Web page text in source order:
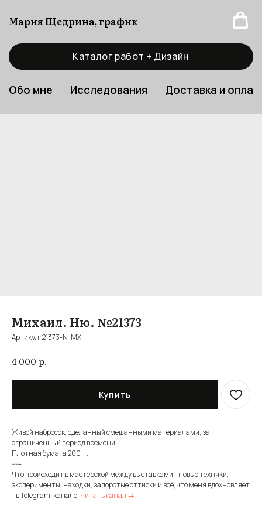
Мария Щедрина, график
Каталог работ + Дизайн
Обо мне Исследования Доставка и
Михаил. Ню. №21373
Артикул:21373-N-MX
4 000 р.
Купить
Живой набросок, сделанный смешанными материалами, за
ограниченный период времени
Плотная бумага 200 г.
-----
Что происходит в мастерской между выставками - новые техники,
эксперименты, находки, запоротые оттиски и всё, что меня вдохновляет
- в Telegram-канале. Читать канал →